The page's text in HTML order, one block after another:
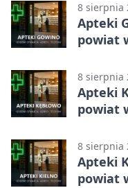
8 sierpnia
Apteki
powiat
8 sierpnia
Apteki
powiat
8 sierpnia
Apteki
powiat